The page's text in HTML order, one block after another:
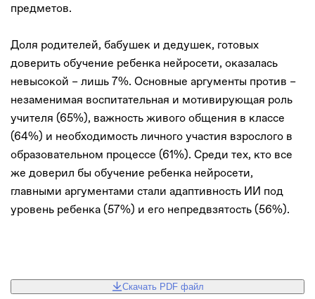
предметов.
Доля родителей, бабушек и дедушек, готовых
доверить обучение ребенка нейросети, оказалась
невысокой – лишь 7%. Основные аргументы против –
незаменимая воспитательная и мотивирующая роль
учителя (65%), важность живого общения в классе
(64%) и необходимость личного участия взрослого в
образовательном процессе (61%). Среди тех, кто все
же доверил бы обучение ребенка нейросети,
главными аргументами стали адаптивность ИИ под
уровень ребенка (57%) и его непредвзятость (56%).
Скачать PDF файл